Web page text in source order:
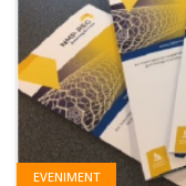
EVENIMENT